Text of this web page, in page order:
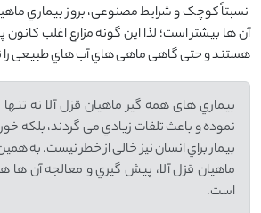
نسبتاً کوچک و شرایط مصنوعی، بروز بیماري
آن ها بیشتر است؛ لذا این گونه مزارع اغلب
هستند و حتی گاهی ماهی هاي آب هاي طبیعی را
بیماري های همه گیر ماهیان قزل آلا نه
نموده و باعث تلفات زیادي می گردند،
بیمار براي انسان نیز خالی از خطر نیست. به
ماهیان قزل آلا، پیش گیري و معالجه آن ها
است.